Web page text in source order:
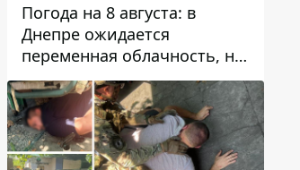
Погода на 8 августа: в
Днепре ожидается
переменная облачность, но
может пойти дождь